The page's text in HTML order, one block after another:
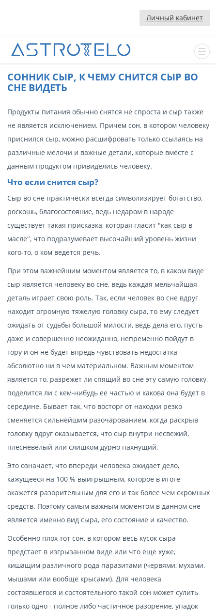
Личный кабинет
CОННИК СЫР, К ЧЕМУ СНИТСЯ СЫР ВО
СНЕ ВИДЕТЬ
Продукты питания обычно снятся не спроста и сыр также
не является исключением. Причем сон, в котором человеку
приснился сыр, можно расшифровать только ссылаясь на
различные мелочи и важные детали, которые вместе с
данным продуктом привиделись человеку.
Что если снится сыр?
Сыр во сне практически всегда символизирует богатство,
роскошь, благосостояние, ведь недаром в народе
существует такая присказка, которая гласит "как сыр в
масле", что подразумевает высочайший уровень жизни
кого-то, о ком ведется речь.
При этом важнейшим моментом является то, в каком виде
сыр является человеку во сне, ведь каждая мельчайшая
деталь играет свою роль. Так, если человек во сне вдруг
находит огромную тяжелую головку сыра, то ему следует
ожидать от судьбы большой милости, ведь дела его, пусть
даже и совершенно неожиданно, непременно пойдут в
гору и он не будет впредь чувствовать недостатка
абсолютно ни в чем материальном. Важным моментом
является то, разрежет ли спящий во сне эту самую головку,
поделится ли с кем-нибудь ее частью и какова она будет в
середине. Бывает так, что восторг от находки резко
сменяется сильнейшим разочарованием, когда раскрыв
головку вдруг оказывается, что сыр внутри несвежий,
плесневелый или слишком дурно пахнущий.
Это означает, что впереди человека ожидает дело,
кажущееся на 100 % выигрышным, которое в итоге
окажется разорительным для его и так более чем скромных
средств. Поэтому самым важным моментом в данном сне
является именно вид сыра, его состояние и качество.
Особенно плох тот сон, в котором весь кусок сыра
предстает в изгрызанном виде или что еще хуже,
кишащим различного рода паразитами (червями, мухами,
мышами или вообще крысами). Для человека
состоявшегося и состоятельного такой сон может сулить
только одно - полное либо частичное разорение, упадок